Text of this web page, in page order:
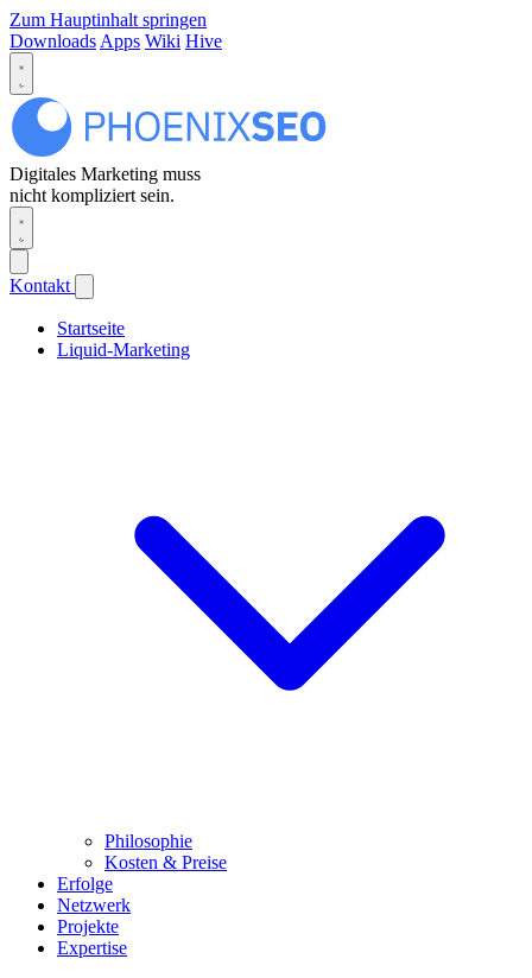
Zum Hauptinhalt springen
Downloads Apps Wiki Hive
Digitales Marketing muss
nicht kompliziert sein.
Kontakt
Startseite
Liquid-Marketing
Philosophie
Kosten & Preise
Erfolge
Netzwerk
Projekte
Expertise